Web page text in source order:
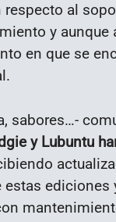
al
y
en que se
sabores…-
y Lubuntu